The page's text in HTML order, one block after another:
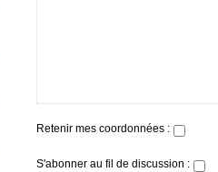
Retenir mes coordonnées :
S'abonner au fil de discussion :